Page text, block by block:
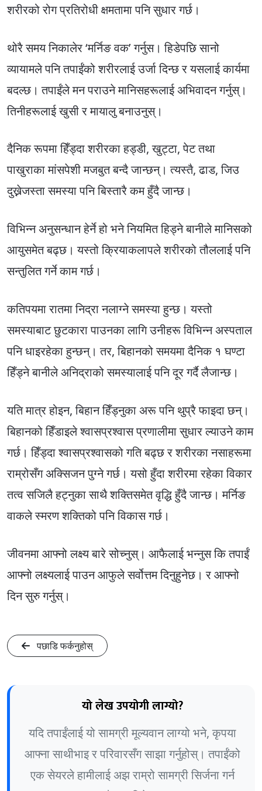
शरीरको रोग प्रतिरोधी क्षमतामा पनि सुधार गर्छ।
थोरै समय निकालेर ‘मर्निङ वक’ गर्नुस। हिडेपछि सानो
व्यायामले पनि तपाईंको शरीरलाई उर्जा दिन्छ र यसलाई कार्यमा
बदल्छ। तपाईंले मन पराउने मानिसहरूलाई अभिवादन गर्नुस्।
तिनीहरूलाई खुसी र मायालु बनाउनुस्।
दैनिक रूपमा हिँड्दा शरीरका हड्डी, खुट्टा, पेट तथा
पाखुराका मांसपेशी मजबुत बन्दै जान्छन्। त्यस्तै, ढाड, जिउ
दुख्नेजस्ता समस्या पनि बिस्तारै कम हुँदै जान्छ।
विभिन्न अनुसन्धान हेर्ने हो भने नियमित हिड्ने बानीले मानिसको
आयुसमेत बढ्छ। यस्तो क्रियाकलापले शरीरको तौललाई पनि
सन्तुलित गर्ने काम गर्छ।
कतिपयमा रातमा निद्रा नलाग्ने समस्या हुन्छ। यस्तो
समस्याबाट छुटकारा पाउनका लागि उनीहरू विभिन्न अस्पताल
पनि धाइरहेका हुन्छन्। तर, बिहानको समयमा दैनिक १ घण्टा
हिँड्ने बानीले अनिद्राको समस्यालाई पनि दूर गर्दै लैजान्छ।
यति मात्र होइन, बिहान हिँड्नुका अरू पनि थुप्रै फाइदा छन्।
बिहानको हिँडाइले श्वासप्रश्वास प्रणालीमा सुधार ल्याउने काम
गर्छ। हिँड्दा श्वासप्रश्वासको गति बढ्छ र शरीरका नसाहरूमा
राम्रोसँग अक्सिजन पुग्ने गर्छ। यसो हुँदा शरीरमा रहेका विकार
तत्व सजिलै हट्नुका साथै शक्तिसमेत वृद्धि हुँदै जान्छ। मर्निङ
वाकले स्मरण शक्तिको पनि विकास गर्छ।
जीवनमा आफ्नो लक्ष्य बारे सोच्नुस्। आफैलाई भन्नुस कि तपाईं
आफ्नो लक्ष्यलाई पाउन आफुले सर्वोत्तम दिनुहुनेछ। र आफ्नो
दिन सुरु गर्नुस्।
पछाडि फर्कनुहोस्
यो लेख उपयोगी लाग्यो?
यदि तपाईंलाई यो सामग्री मूल्यवान लाग्यो भने, कृपया
आफ्ना साथीभाइ र परिवारसँग साझा गर्नुहोस्। तपाईंको
एक सेयरले हामीलाई अझ राम्रो सामग्री सिर्जना गर्न